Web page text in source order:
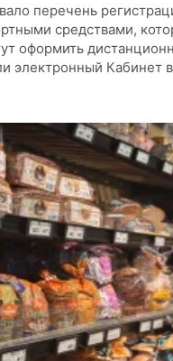
перечень
средствами,
оформить
электронный Кабинет